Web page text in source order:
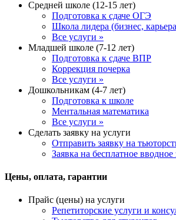
Средней школе (12-15 лет)
Подготовка к сдаче ОГЭ
Школа лидера (бизнес,
Все услуги »
Младшей школе (7-12 лет)
Подготовка к сдаче ВПР
Коррекция почерка
Все услуги »
Дошкольникам (4-7 лет)
Подготовка к школе
Ментальная математика
Все услуги »
Сделать заявку на услуги
Отправить заявку на
Заявка на бесплатное вводное
Цены, оплата, гарантии
Прайс (цены) на услуги
Репетиторские услуги и